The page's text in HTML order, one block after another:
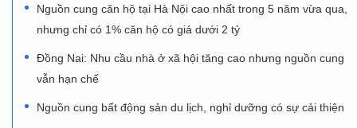
Nguồn cung căn hộ tại Hà Nội cao nhất trong 5 năm vừa qua,
nhưng chỉ có 1% căn hộ có giá dưới 2 tỷ
Đồng Nai: Nhu cầu nhà ở xã hội tăng cao nhưng nguồn cung
vẫn hạn chế
Nguồn cung bất động sản du lịch, nghỉ dưỡng có sự cải thiện